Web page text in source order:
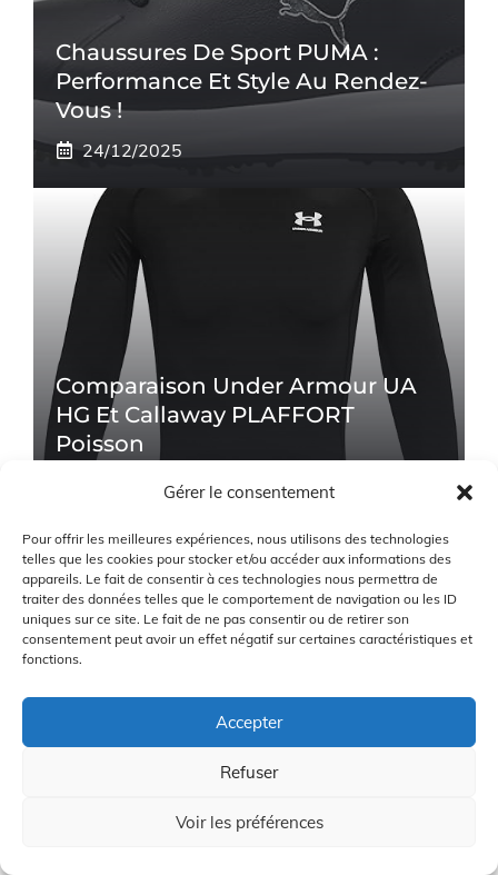
Gérer le consentement
Pour offrir les meilleures expériences, nous utilisons des technologies
telles que les cookies pour stocker et/ou accéder aux informations des
appareils. Le fait de consentir à ces technologies nous permettra de
traiter des données telles que le comportement de navigation ou les ID
uniques sur ce site. Le fait de ne pas consentir ou de retirer son
consentement peut avoir un effet négatif sur certaines caractéristiques et
fonctions.
Accepter
Refuser
Voir les préférences
Chaussures De Sport PUMA :
Performance Et Style Au Rendez-
Vous !
24/12/2025
Comparaison Under Armour UA
HG Et Callaway PLAFFORT
Poisson
24/12/2025
Comparaison Des Tees De Golf :
Longridge Tee, Jumbo
Multicolores Et Frogetu Tee 60
24/12/2025